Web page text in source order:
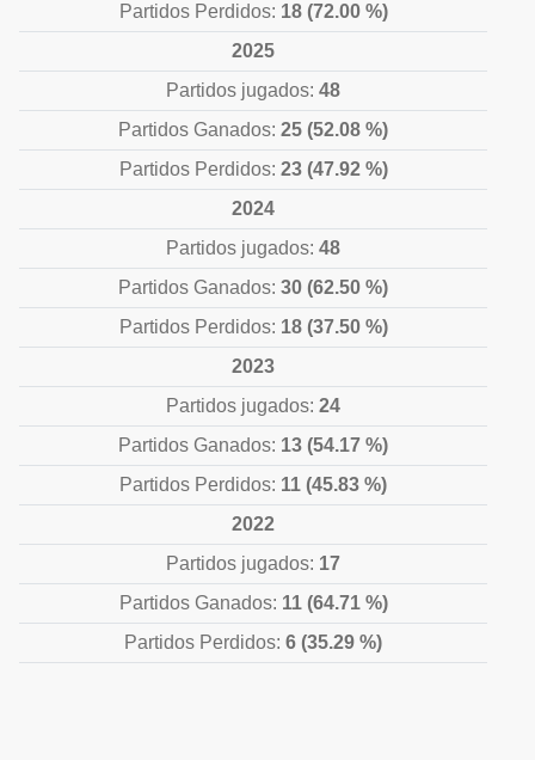
Partidos Perdidos: 18 (72.00 %)
2025
Partidos jugados: 48
Partidos Ganados: 25 (52.08 %)
Partidos Perdidos: 23 (47.92 %)
2024
Partidos jugados: 48
Partidos Ganados: 30 (62.50 %)
Partidos Perdidos: 18 (37.50 %)
2023
Partidos jugados: 24
Partidos Ganados: 13 (54.17 %)
Partidos Perdidos: 11 (45.83 %)
2022
Partidos jugados: 17
Partidos Ganados: 11 (64.71 %)
Partidos Perdidos: 6 (35.29 %)